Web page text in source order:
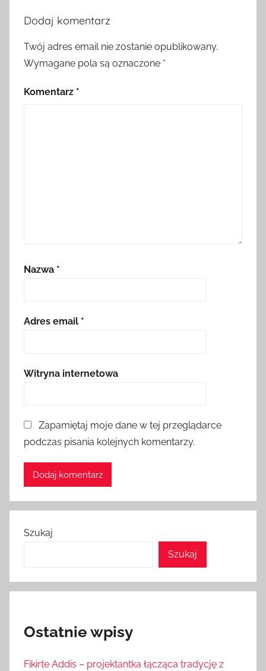
Dodaj komentarz
Twój adres email nie zostanie opublikowany.
Wymagane pola są oznaczone *
Komentarz *
Nazwa *
Adres email *
Witryna internetowa
Zapamiętaj moje dane w tej przeglądarce
podczas pisania kolejnych komentarzy.
Szukaj
Szukaj
Ostatnie wpisy
Fikirte Addis – projektantka łącząca tradycję z